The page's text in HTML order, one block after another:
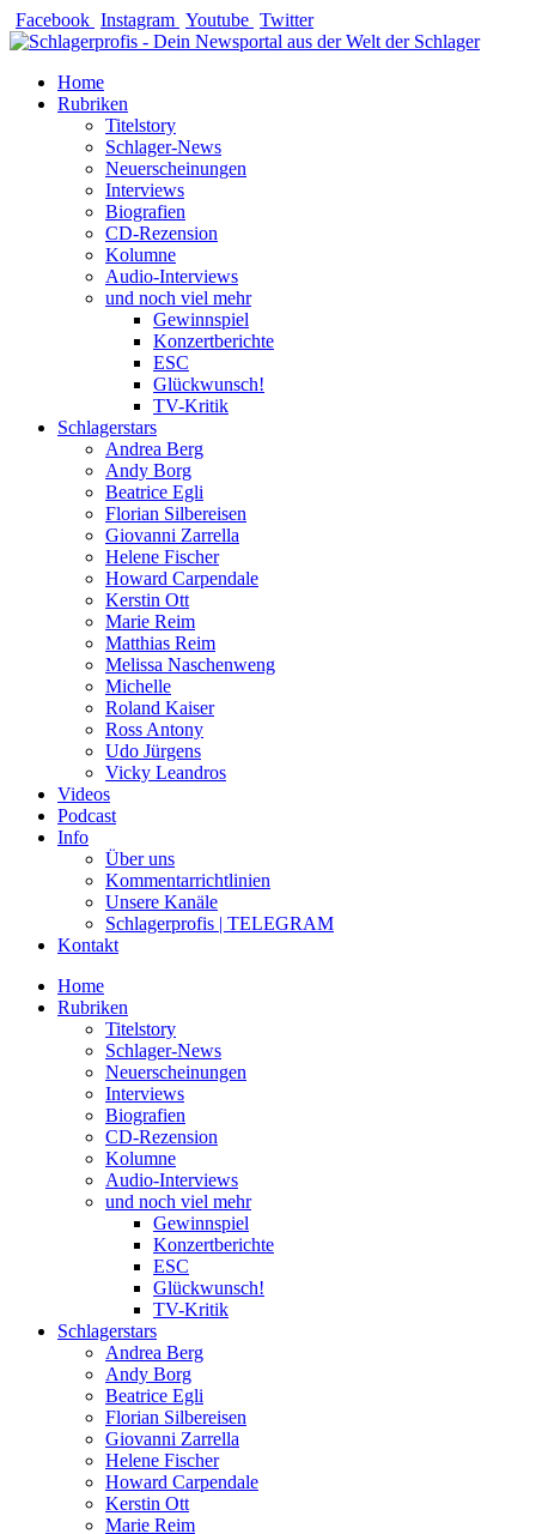
Zum
Inhalt
Facebook Instagram Youtube Twitter
Home
Rubriken
Titelstory
Schlager-News
Neuerscheinungen
Interviews
Biografien
CD-Rezension
Kolumne
Audio-Interviews
und noch viel mehr
Gewinnspiel
Konzertberichte
ESC
Glückwunsch!
TV-Kritik
Schlagerstars
Andrea Berg
Andy Borg
Beatrice Egli
Florian Silbereisen
Giovanni Zarrella
Helene Fischer
Howard Carpendale
Kerstin Ott
Marie Reim
Matthias Reim
Melissa Naschenweng
Michelle
Roland Kaiser
Ross Antony
Udo Jürgens
Vicky Leandros
Videos
Podcast
Info
Über uns
Kommentarrichtlinien
Unsere Kanäle
Schlagerprofis | TELEGRAM
Kontakt
Home
Rubriken
Titelstory
Schlager-News
Neuerscheinungen
Interviews
Biografien
CD-Rezension
Kolumne
Audio-Interviews
und noch viel mehr
Gewinnspiel
Konzertberichte
ESC
Glückwunsch!
TV-Kritik
Schlagerstars
Andrea Berg
Andy Borg
Beatrice Egli
Florian Silbereisen
Giovanni Zarrella
Helene Fischer
Howard Carpendale
Kerstin Ott
Marie Reim